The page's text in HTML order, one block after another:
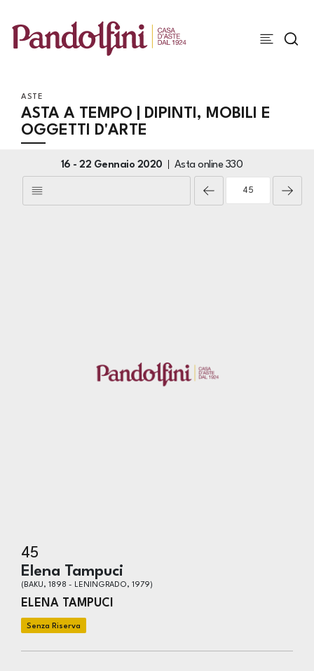
ASTE
ASTA A TEMPO | DIPINTI, MOBILI E
OGGETTI D'ARTE
16 -22 Gennaio 2020 Asta online 330
45
Elena Tampuci
(BAKU, 1898 - LENINGRADO, 1979)
ELENA TAMPUCI